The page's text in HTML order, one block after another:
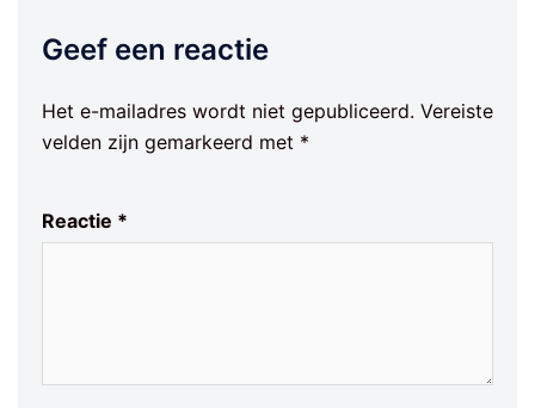
Geef een reactie
Het e-mailadres wordt niet gepubliceerd. Vereiste
velden zijn gemarkeerd met *
Reactie *